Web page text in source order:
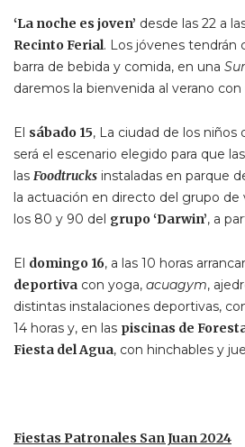
‘La noche es joven’ desde las 22 a
Recinto Ferial. Los jóvenes tendrán
barra de bebida y comida, en una
daremos la bienvenida al verano
El sábado 15, La ciudad de los niños
será el escenario elegido para que
las Foodtrucks instaladas en parque
la actuación en directo del grupo de
los 80 y 90 del grupo ‘Darwin’, a
El domingo 16, a las 10 horas
deportiva con yoga, acuagym,
distintas instalaciones deportivas,
14 horas y, en las piscinas de
Fiesta del Agua, con hinchables y
Fiestas Patronales San Juan 2024